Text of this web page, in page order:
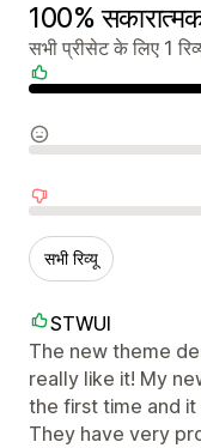
100%
सभी प्रीसेट के लिए 1
सभी रिव्यू
STWUI
The new theme
really like it! My
the first time and
They have very